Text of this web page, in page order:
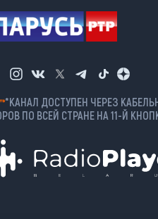
*КАНАЛ ДОСТУПЕН ЧЕРЕЗ
ПО ВСЕЙ СТРАНЕ НА 11-Й